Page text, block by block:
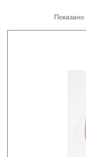
Показано